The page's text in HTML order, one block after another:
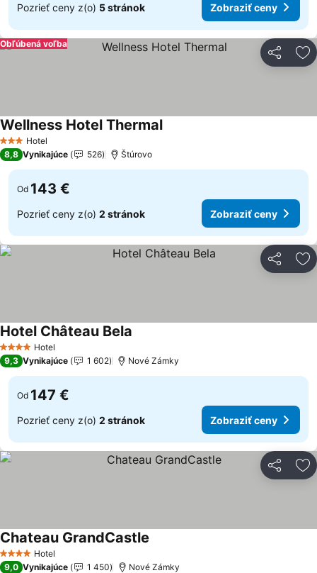
Pozrieť ceny z(o) 5 stránok Zobraziť ceny
Zdieľať
Obľúbená voľba
3 Počet hviezdičiek
Hotel
Wellness Hotel ThermalZobraziť ceny
8,8 Vynikajúce 526 Štúrovo
Od 143 €
Pozrieť ceny z(o) 2 stránok Zobraziť ceny
Zdieľať
4 Počet hviezdičiek
Hotel
Hotel Château Bela
9,3 Vynikajúce 1 602 Nové Zámky
Od 147 €
Pozrieť ceny z(o) 2 stránok Zobraziť ceny
Zdieľať
4 Počet hviezdičiek
Hotel
Chateau GrandCastle
9,0 Vynikajúce 1 450 Nové Zámky